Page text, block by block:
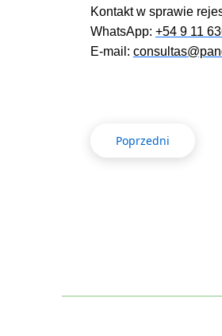
Kontakt w sprawie
WhatsApp: +54 9 11
E-mail:
Poprzedni